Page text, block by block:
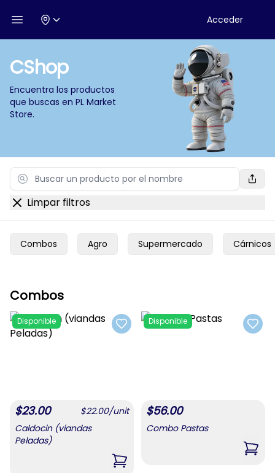
Open menu Acceder
CShop
Encuentra los productos
que buscas en PL Market
Store.
Search
Limpar filtros
Combos Agro Supermercado Cárnicos
Combos
Add to favorites
Disponible
$23.00 $22.00/unit
Caldocin (viandas
Peladas)
,Caldocin (viandas Peladas)
Add
Disponible
$56.00
Combo Pastas
,